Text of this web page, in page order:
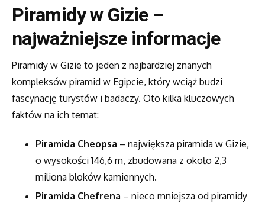
Piramidy w Gizie –
najważniejsze informacje
Piramidy w Gizie to jeden z najbardziej znanych
kompleksów piramid w Egipcie, który wciąż budzi
fascynację turystów i badaczy. Oto kilka kluczowych
faktów na ich temat:
Piramida Cheopsa – największa piramida w Gizie,
o wysokości 146,6 m, zbudowana z około 2,3
miliona bloków kamiennych.
Piramida Chefrena – nieco mniejsza od piramidy